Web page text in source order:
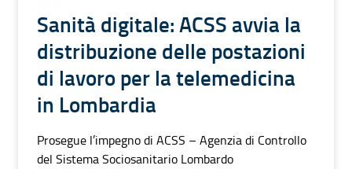
Sanità digitale: ACSS avvia la
distribuzione delle postazioni
di lavoro per la telemedicina
in Lombardia
Prosegue l’impegno di ACSS – Agenzia di Controllo
del Sistema Sociosanitario Lombardo